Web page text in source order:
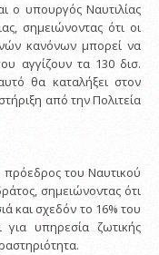
ο υπουργός Ναυτιλίας
σημειώνοντας ότι οι
κανόνων μπορεί να
αγγίζουν τα 130 δισ.
θα καταλήξει στον
από την Πολιτεία
του Ναυτικού
σημειώνοντας ότι
και σχεδόν το 16% του
υπηρεσία ζωτικής